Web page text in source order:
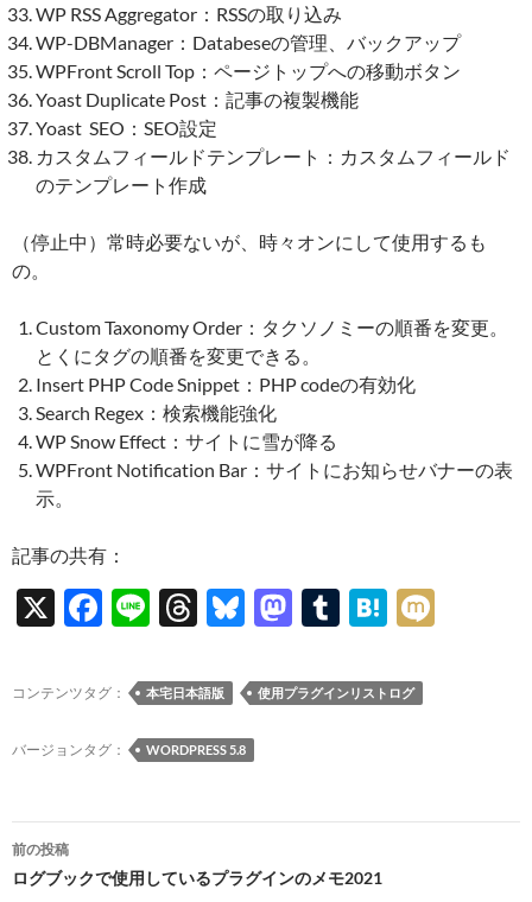
WP RSS Aggregator：RSSの取り込み
WP-DBManager：Databeseの管理、バックアップ
WPFront Scroll Top：ページトップへの移動ボタン
Yoast Duplicate Post：記事の複製機能
Yoast SEO：SEO設定
カスタムフィールドテンプレート：カスタムフィールド
のテンプレート作成
（停止中）常時必要ないが、時々オンにして使用するも
の。
Custom Taxonomy Order：タクソノミーの順番を変更。
とくにタグの順番を変更できる。
Insert PHP Code Snippet：PHP codeの有効化
Search Regex：検索機能強化
WP Snow Effect：サイトに雪が降る
WPFront Notification Bar：サイトにお知らせバナーの表
示。
記事の共有：
X
F
e
o
k
Li
e
T
e
a
ds
Bl
es
k
y
M
to
d
T
m
bl
H
e
n
コンテンツタグ： 本宅日本語版 使用プラグインリストログ
バージョンタグ： WORDPRESS 5.8
投
稿
前の投稿
ログブックで使用しているプラグインのメモ2021